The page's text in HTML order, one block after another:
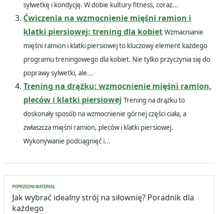
sylwetkę i kondycję. W dobie kultury fitness, coraz...
Ćwiczenia na wzmocnienie mięśni ramion i
klatki piersiowej: trening dla kobiet Wzmacnianie
mięśni ramion i klatki piersiowej to kluczowy element każdego
programu treningowego dla kobiet. Nie tylko przyczynia się do
poprawy sylwetki, ale...
Trening na drążku: wzmocnienie mięśni ramion,
pleców i klatki piersiowej Trening na drążku to
doskonały sposób na wzmocnienie górnej części ciała, a
zwłaszcza mięśni ramion, pleców i klatki piersiowej.
Wykonywanie podciągnięć i...
Nawigacja
wpisu
POPRZEDNI MATERIAŁ
Jak wybrać idealny strój na siłownię? Poradnik dla
każdego